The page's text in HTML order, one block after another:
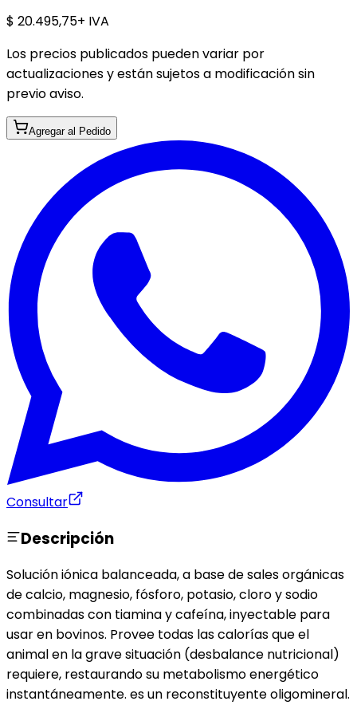
$ 20.495,75+ IVA
Los precios publicados pueden variar por
actualizaciones y están sujetos a modificación sin
previo aviso.
Agregar al Pedido
Consultar
Descripción
Solución iónica balanceada, a base de sales orgánicas
de calcio, magnesio, fósforo, potasio, cloro y sodio
combinadas con tiamina y cafeína, inyectable para
usar en bovinos. Provee todas las calorías que el
animal en la grave situación (desbalance nutricional)
requiere, restaurando su metabolismo energético
instantáneamente. es un reconstituyente oligomineral.